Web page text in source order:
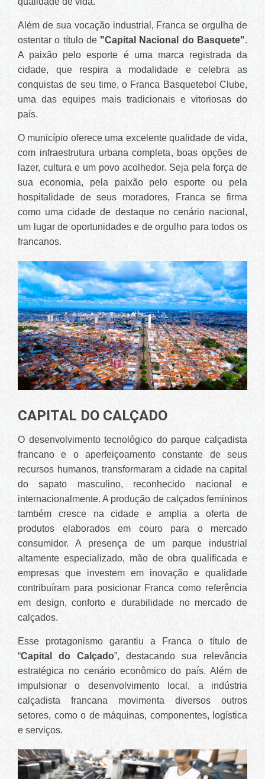
Além de sua vocação industrial, Franca se orgulha de
ostentar o título de "Capital Nacional do Basquete".
A paixão pelo esporte é uma marca registrada da
cidade, que respira a modalidade e celebra as
conquistas de seu time, o Franca Basquetebol Clube,
uma das equipes mais tradicionais e vitoriosas do
país.
O município oferece uma excelente qualidade de vida,
com infraestrutura urbana completa, boas opções de
lazer, cultura e um povo acolhedor. Seja pela força de
sua economia, pela paixão pelo esporte ou pela
hospitalidade de seus moradores, Franca se firma
como uma cidade de destaque no cenário nacional,
um lugar de oportunidades e de orgulho para todos os
francanos.
CAPITAL DO CALÇADO
O desenvolvimento tecnológico do parque calçadista
francano e o aperfeiçoamento constante de seus
recursos humanos, transformaram a cidade na capital
do sapato masculino, reconhecido nacional e
internacionalmente. A produção de calçados femininos
também cresce na cidade e amplia a oferta de
produtos elaborados em couro para o mercado
consumidor. A presença de um parque industrial
altamente especializado, mão de obra qualificada e
empresas que investem em inovação e qualidade
contribuíram para posicionar Franca como referência
em design, conforto e durabilidade no mercado de
calçados.
Esse protagonismo garantiu a Franca o título de
“Capital do Calçado”, destacando sua relevância
estratégica no cenário econômico do país. Além de
impulsionar o desenvolvimento local, a indústria
calçadista francana movimenta diversos outros
setores, como o de máquinas, componentes, logística
e serviços.